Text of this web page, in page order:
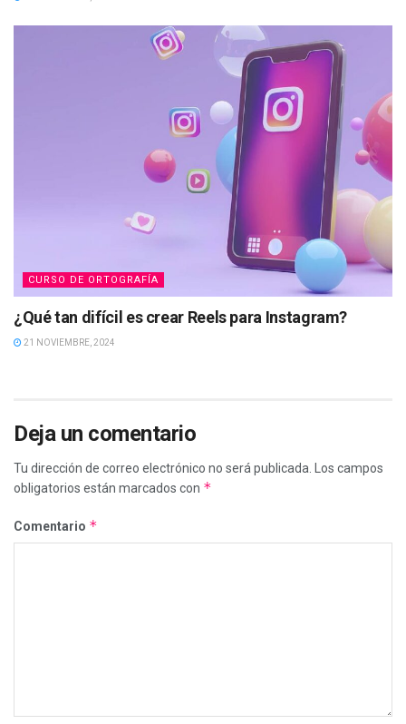
CURSO DE ORTOGRAFÍA
¿Qué tan difícil es crear Reels para Instagram?
21 NOVIEMBRE, 2024
Deja un comentario
Tu dirección de correo electrónico no será publicada.
Los campos
obligatorios están marcados con *
Comentario *